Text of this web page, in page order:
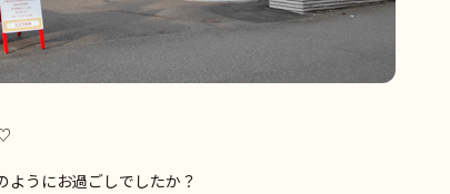
ようにお過ごしでしたか？